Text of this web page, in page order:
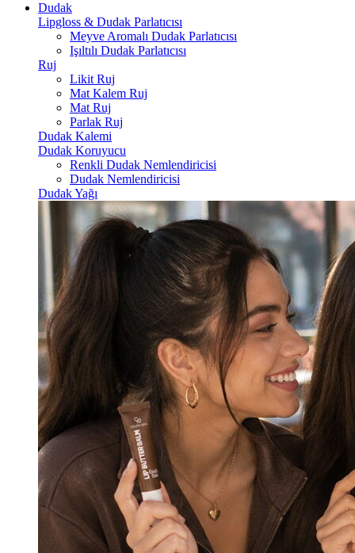
Dudak
Lipgloss & Dudak Parlatıcısı
Meyve Aromalı Dudak Parlatıcısı
Işıltılı Dudak Parlatıcısı
Ruj
Likit Ruj
Mat Kalem Ruj
Mat Ruj
Parlak Ruj
Dudak Kalemi
Dudak Koruyucu
Renkli Dudak Nemlendiricisi
Dudak Nemlendiricisi
Dudak Yağı